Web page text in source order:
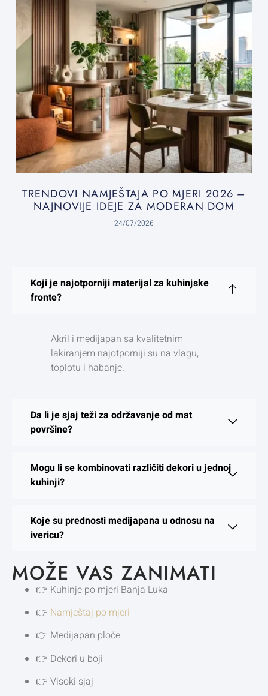
TRENDOVI NAMJEŠTAJA PO MJERI 2026 –
NAJNOVIJE IDEJE ZA MODERAN DOM
24/07/2026
Koji je najotporniji materijal za kuhinjske
fronte?
Akril i medijapan sa kvalitetnim
lakiranjem najotporniji su na vlagu,
toplotu i habanje.
Da li je sjaj teži za održavanje od mat
površine?
Mogu li se kombinovati različiti dekori u jednoj
kuhinji?
Koje su prednosti medijapana u odnosu na
ivericu?
MOŽE VAS ZANIMATI
👉 Kuhinje po mjeri Banja Luka
👉 Namještaj po mjeri
👉 Medijapan ploče
👉 Dekori u boji
👉 Visoki sjaj